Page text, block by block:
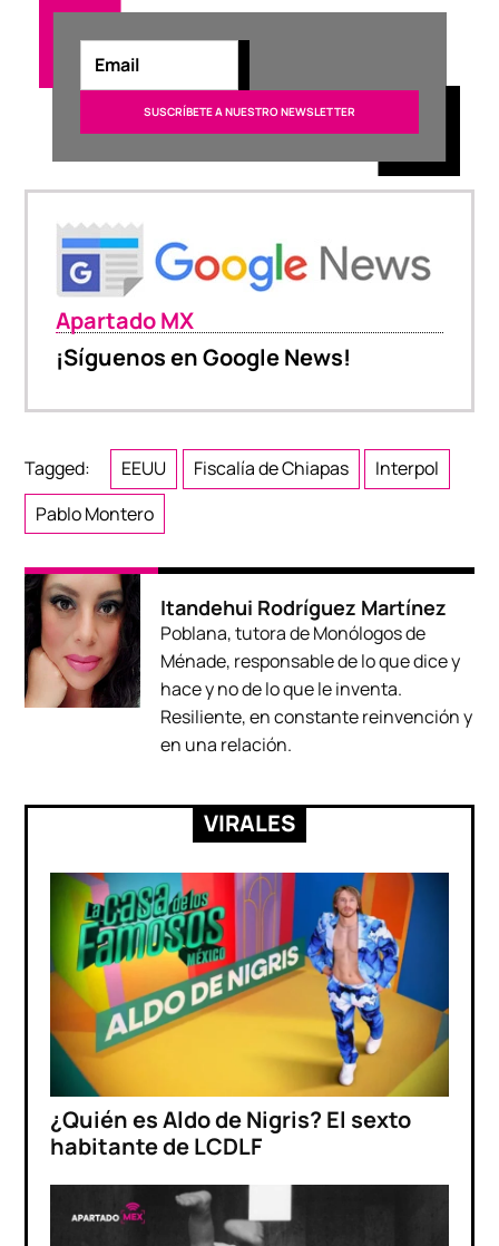
Apartado MX
¡Síguenos en Google News!
Tagged: EEUU Fiscalía de Chiapas
Interpol
Pablo Montero
Itandehui Rodríguez Martínez
Poblana, tutora de Monólogos de
Ménade, responsable de lo que dice y
hace y no de lo que le inventa.
Resiliente, en constante reinvención y
en una relación.
VIRALES
¿Quién es Aldo de Nigris? El sexto
habitante de LCDLF